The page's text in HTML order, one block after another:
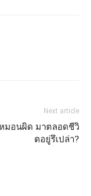
Next article
มอนผิด มาตลอดชีวิ
ตอยู่รึเปล่า?